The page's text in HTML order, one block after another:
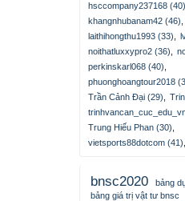
hsccompany237168 (40)
khangnhubanam42 (46)
laithihongthu1993 (33)
noithatluxxypro2 (36)
perkinskarl068 (40)
phuonghoangtour2018
Trần Cảnh Đại (29)
Trung Hiếu Phan (30)
vietsports88dotcom (41)
bnsc2020
bảng
bảng giá trị vật tư bnsc